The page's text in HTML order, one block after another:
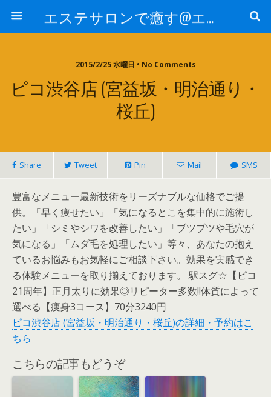
エステサロンで癒す@エステ～全国エステ情報
2015/2/25 水曜日 • No Comments
ピコ渋谷店 (宮益坂・明治通り・
桜丘)
Share Tweet Pin Mail SMS
豊富なメニュー最新技術をリーズナブルな価格でご提
供。「早く痩せたい」「気になるとこを集中的に施術し
たい」「シミやシワを改善したい」「ブツブツや毛穴が
気になる」「ムダ毛を処理したい」等々、あなたの抱え
ているお悩みもお気軽にご相談下さい。効果を実感でき
る体験メニューを取り揃えております。 駅スグ☆【ピコ
21周年】正月太りに効果◎リピーター多数!!体質によって
選べる【痩身3コース】70分3240円
ピコ渋谷店 (宮益坂・明治通り・桜丘)の詳細・予約はこ
ちら
こちらの記事もどうぞ